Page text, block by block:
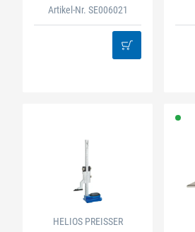
Artikel-Nr. SE006021
HELIOS PREISSER